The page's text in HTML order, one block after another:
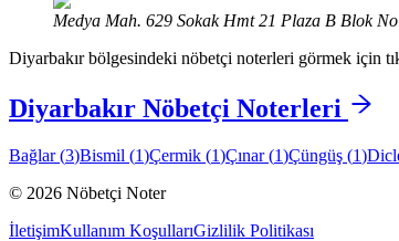
Medya Mah. 629 Sokak Hmt 21 Plaza B Blok
Diyarbakırbölgesindeki nöbetçi noterleri görmek için
Diyarbakır Nöbetçi Noterleri
Bağlar(3)Bismil (1)Çermik (1)Çınar(1)Çüngüş (1)
© 2026 Nöbetçi Noter
İletişimKullanım KoşullarıGizlilik Politikası